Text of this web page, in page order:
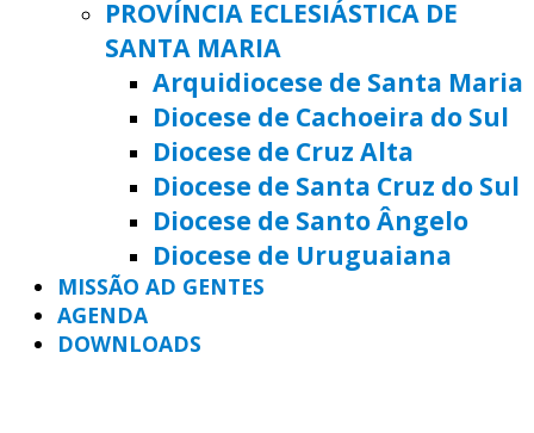
PROVÍNCIA ECLESIÁSTICA DE
SANTA MARIA
Arquidiocese de Santa Maria
Diocese de Cachoeira do Sul
Diocese de Cruz Alta
Diocese de Santa Cruz do Sul
Diocese de Santo Ângelo
Diocese de Uruguaiana
MISSÃO AD GENTES
AGENDA
DOWNLOADS